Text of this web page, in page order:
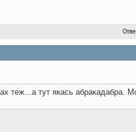
теж...а тут якась абракадабра.